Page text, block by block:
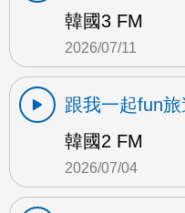
韓國3 FM
2026/07/11
跟我一起fun旅
韓國2 FM
2026/07/04